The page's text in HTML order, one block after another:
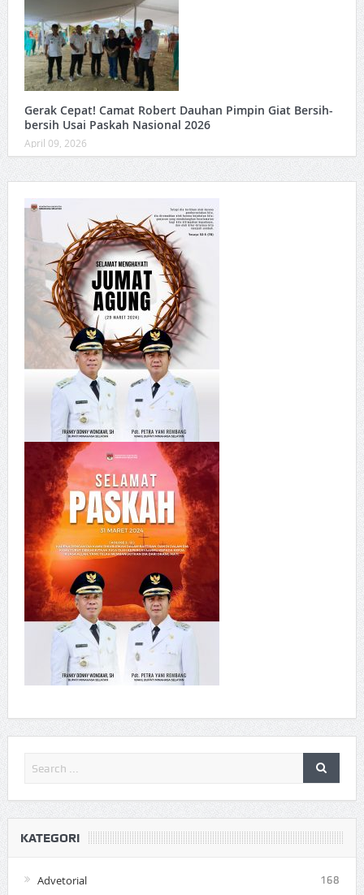
Gerak Cepat! Camat Robert Dauhan Pimpin Giat Bersih-
bersih Usai Paskah Nasional 2026
April 09, 2026
KATEGORI
Advetorial 168